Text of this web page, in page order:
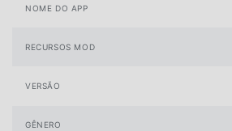
NOME DO APP
RECURSOS MOD
VERSÃO
GÊNERO